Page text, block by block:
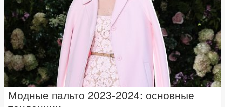
Модные пальто 2023-2024: основные